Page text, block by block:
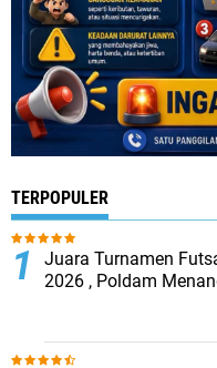
TERPOPULER
Juara Turnamen
2026 , Poldam